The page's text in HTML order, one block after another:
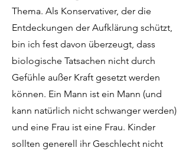
Thema. Als Konservativer, der die
Entdeckungen der Aufklärung schützt,
bin ich fest davon überzeugt, dass
biologische Tatsachen nicht durch
Gefühle außer Kraft gesetzt werden
können. Ein Mann ist ein Mann (und
kann natürlich nicht schwanger werden)
und eine Frau ist eine Frau. Kinder
sollten generell ihr Geschlecht nicht